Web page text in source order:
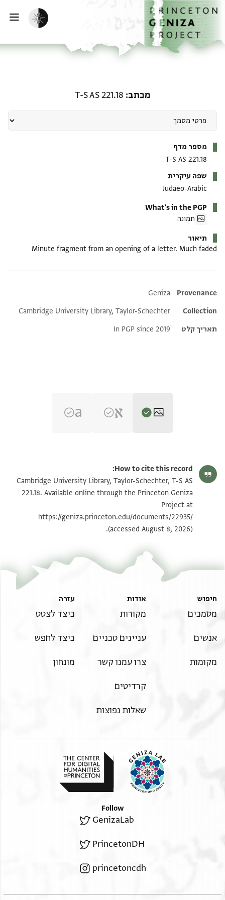
לתוכןהבית
הפעלת מצב כהה
מכתב T-S AS 221.18
מספר מדף
T-S AS 221.18
שפה עיקרית
Judaeo-Arabic
What's in the PGP
תמונה
תיאור
Minute fragment from an opening of a letter. Much faded
Additional metadata
Provenance
Geniza
Collection
Cambridge University Library, Taylor-Schechter
תאריך קלט
In PGP since 2019
T-S AS 221.18 1v הגדל וסובב
תנאי היתר שימוש בתצלום
How to cite this record:
Cambridge University Library, Taylor-Schechter, T-S AS
221.18. Available online through the Princeton Geniza
Project at
https://geniza.princeton.edu/documents/22935/
(accessed August 8, 2026).
חיפוש
מסמכים
אנשים
מקומות
אודות
מקורות
עניינים טכניים
צרו עמנו קשר
קרדיטים
שאלות נפוצות
עזרה
כיצד לצטט
כיצד לחפש
מונחון
Follow
GenizaLab
PrincetonDH
princetoncdh